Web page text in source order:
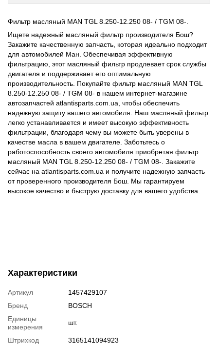
Фильтр масляный MAN TGL 8.250-12.250 08- / TGM 08-.
Ищете надежный масляный фильтр производителя Бош?
Закажите качественную запчасть, которая идеально подходит
для автомобилей Ман. Обеспечивая эффективную
фильтрацию, этот масляный фильтр продлевает срок службы
двигателя и поддерживает его оптимальную
производительность. Покупайте фильтр масляный MAN TGL
8.250-12.250 08- / TGM 08- в нашем интернет-магазине
автозапчастей atlantisparts.com.ua, чтобы обеспечить
надежную защиту вашего автомобиля. Наш масляный фильтр
легко устанавливается и имеет высокую эффективность
фильтрации, благодаря чему вы можете быть уверены в
качестве масла в вашем двигателе. Заботьтесь о
работоспособность своего автомобиля приобретая фильтр
масляный MAN TGL 8.250-12.250 08- / TGM 08-. Закажите
сейчас на atlantisparts.com.ua и получите надежную запчасть
от проверенного производителя Бош. Мы гарантируем
высокое качество и быструю доставку для вашего удобства.
Характеристики
Артикул
1457429107
Бренд
BOSCH
Единицы
измерения
шт.
Штрихкод 3165141094923